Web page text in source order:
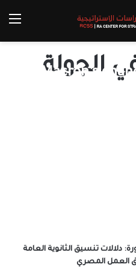
الجولة
Macron’s
round of the
دلالات تنسيق الثانوية العامة